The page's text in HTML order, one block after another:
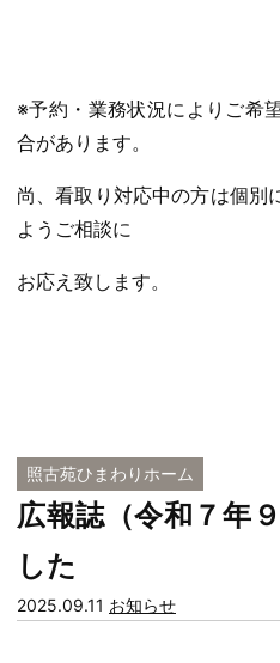
※予約・業務状況によりご希
合があります。
尚、看取り対応中の方は個別
ようご相談に
お応え致します。
照古苑ひまわりホーム
広報誌（令和７年
した
2025.09.11 カ
お知らせ